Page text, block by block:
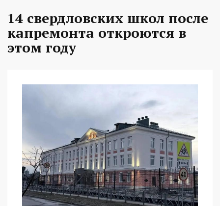
14 свердловских школ после
капремонта откроются в
этом году